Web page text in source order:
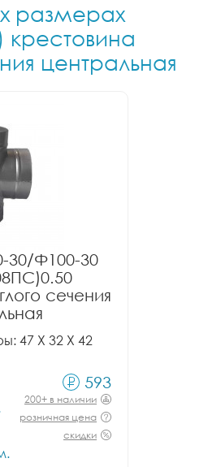
размерах
центральная
30/Ф100-30
сечения
47 X 32 X 42
593
200+ в наличии
розничная цена
скидки